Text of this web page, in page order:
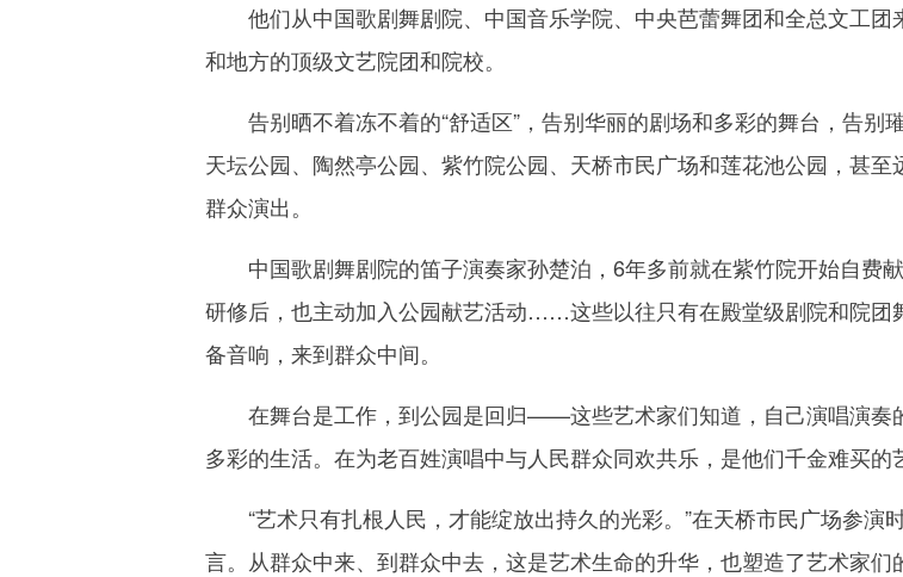
他们从中国歌剧舞剧院、中国音乐学院、中央芭蕾舞团和全总文工团
和地方的顶级文艺院团和院校。
告别晒不着冻不着的“舒适区”，告别华丽的剧场和多彩的舞台，告别
天坛公园、陶然亭公园、紫竹院公园、天桥市民广场和莲花池公园，甚
群众演出。
中国歌剧舞剧院的笛子演奏家孙楚泊，6年多前就在紫竹院开始自费
研修后，也主动加入公园献艺活动……这些以往只有在殿堂级剧院和院团
备音响，来到群众中间。
在舞台是工作，到公园是回归——这些艺术家们知道，自己演唱演奏
多彩的生活。在为老百姓演唱中与人民群众同欢共乐，是他们千金难买的
“艺术只有扎根人民，才能绽放出持久的光彩。”在天桥市民广场参演
言。从群众中来、到群众中去，这是艺术生命的升华，也塑造了艺术家们